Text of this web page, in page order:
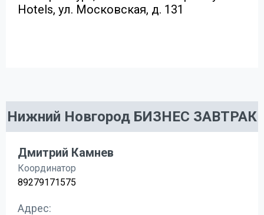
Hotels, ул. Московская, д. 131
Нижний Новгород БИЗНЕС ЗАВТРАК
Дмитрий Камнев
Координатор
89279171575
Адрес: